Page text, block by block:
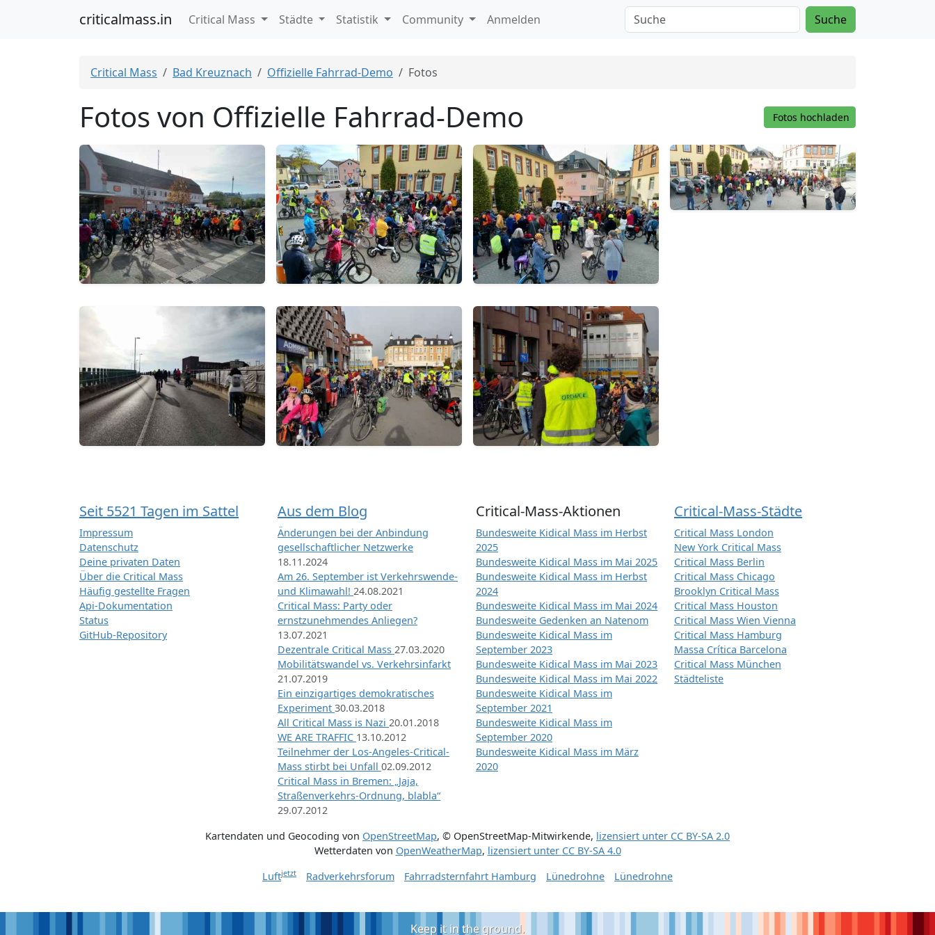
criticalmass.in Critical Mass Städte Statistik Community Anmelden Suche
Critical Mass Bad Kreuznach Offizielle Fahrrad-Demo Fotos
Fotos von Offizielle Fahrrad-Demo Fotos hochladen
Seit 5521 Tagen im Sattel
Impressum
Datenschutz
Deine privaten Daten
Über die Critical Mass
Häufig gestellte Fragen
Api-Dokumentation
Status
GitHub-Repository
Aus dem Blog
Änderungen bei der Anbindung
gesellschaftlicher Netzwerke
18.11.2024
Am 26. September ist Verkehrswende-
und Klimawahl! 24.08.2021
Critical Mass: Party oder
ernstzunehmendes Anliegen?
13.07.2021
Dezentrale Critical Mass 27.03.2020
Mobilitätswandel vs. Verkehrsinfarkt
21.07.2019
Ein einzigartiges demokratisches
Experiment 30.03.2018
All Critical Mass is Nazi 20.01.2018
WE ARE TRAFFIC 13.10.2012
Teilnehmer der Los-Angeles-Critical-
Mass stirbt bei Unfall 02.09.2012
Critical Mass in Bremen: „Jaja,
Straßenverkehrs-Ordnung, blabla“
29.07.2012
Critical-Mass-Aktionen
Bundesweite Kidical Mass im Herbst
2025
Bundesweite Kidical Mass im Mai 2025
Bundesweite Kidical Mass im Herbst
2024
Bundesweite Kidical Mass im Mai 2024
Bundesweite Gedenken an Natenom
Bundesweite Kidical Mass im
September 2023
Bundesweite Kidical Mass im Mai 2023
Bundesweite Kidical Mass im Mai 2022
Bundesweite Kidical Mass im
September 2021
Bundesweite Kidical Mass im
September 2020
Bundesweite Kidical Mass im März
2020
Critical-Mass-Städte
Critical Mass London
New York Critical Mass
Critical Mass Berlin
Critical Mass Chicago
Brooklyn Critical Mass
Critical Mass Houston
Critical Mass Wien Vienna
Critical Mass Hamburg
Massa Crítica Barcelona
Critical Mass München
Städteliste
Kartendaten und Geocoding von OpenStreetMap, © OpenStreetMap-Mitwirkende, lizensiert unter CC BY-SA 2.0
Wetterdaten von OpenWeatherMap, lizensiert unter CC BY-SA 4.0
Luftjetzt Radverkehrsforum Fahrradsternfahrt Hamburg Lünedrohne Lünedrohne
Keep it in the ground.